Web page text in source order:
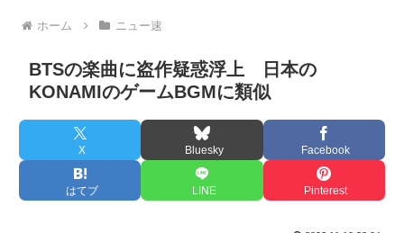
ホーム ニュー速
BTSの楽曲に盗作疑惑浮上 日本の
KONAMIのゲームBGMに類似
X Bluesky Facebook
はてブ LINE Pinterest